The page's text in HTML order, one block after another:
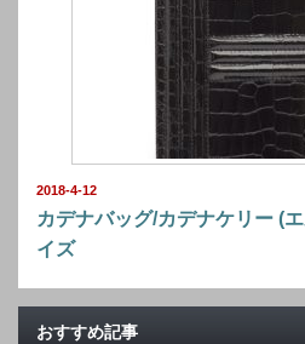
2018-4-12
カデナバッグ/カデナケリー (
イズ
おすすめ記事